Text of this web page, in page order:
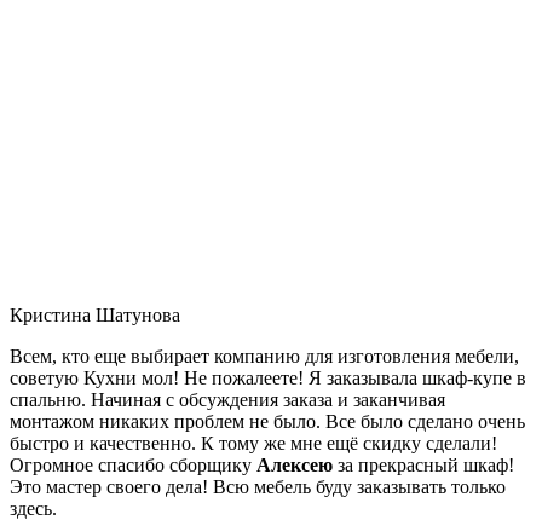
Кристина Шатунова
Всем, кто еще выбирает компанию для изготовления мебели,
советую Кухни мол! Не пожалеете! Я заказывала шкаф-купе в
спальню. Начиная с обсуждения заказа и заканчивая
монтажом никаких проблем не было. Все было сделано очень
быстро и качественно. К тому же мне ещё скидку сделали!
Огромное спасибо сборщику Алексею за прекрасный шкаф!
Это мастер своего дела! Всю мебель буду заказывать только
здесь.